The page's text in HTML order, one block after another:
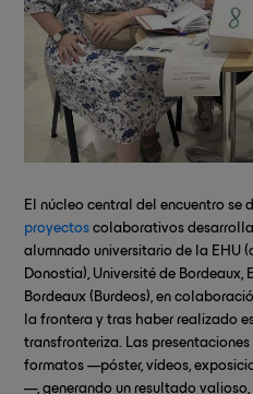
El núcleo central del encuentro se
proyectos colaborativos
alumnado universitario de la EHU
Donostia), Université de Bordeaux,
Bordeaux (Burdeos), en
la frontera y tras haber realizado
transfronteriza. Las
formatos —póster, vídeos,
—, generando un resultado valioso,